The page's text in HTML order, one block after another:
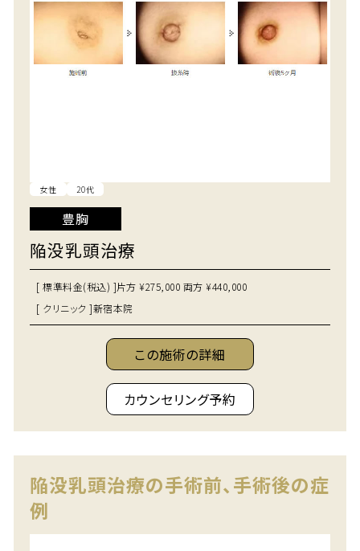
女性 20代
豊胸
陥没乳頭治療
[ 標準料金(税込) ]片方 ¥275,000 両方 ¥440,000
[ クリニック ]新宿本院
この施術の詳細
カウンセリング予約
陥没乳頭治療の手術前、手術後の症
例